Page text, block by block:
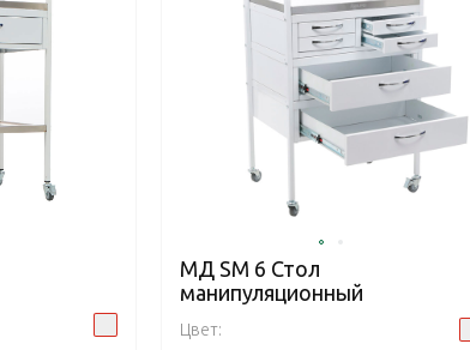
МД SM 6 Стол
манипуляционный
Цвет: